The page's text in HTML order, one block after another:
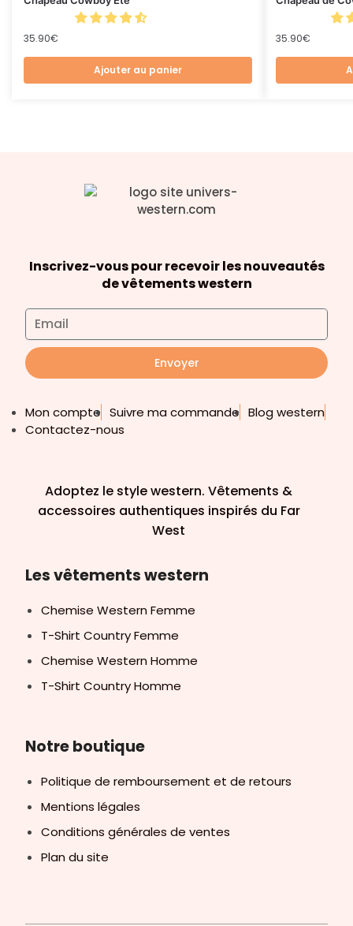
35.90€
Ajouter au panier
35.90€
Inscrivez-vous pour recevoir les nouveautés
de vêtements western
Envoyer
Mon compte Suivre ma commande Blog western
Contactez-nous
Adoptez le style western. Vêtements &
accessoires authentiques inspirés du Far
West
Les vêtements western
Chemise Western Femme
T-Shirt Country Femme
Chemise Western Homme
T-Shirt Country Homme
Notre boutique
Politique de remboursement et de retours
Mentions légales
Conditions générales de ventes
Plan du site